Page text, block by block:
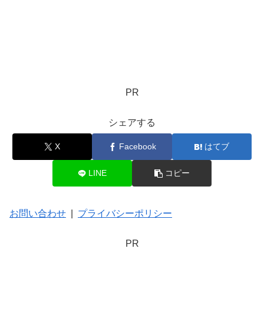
PR
シェアする
X Facebook はてブ
LINE コピー
お問い合わせ プライバシーポリシー
PR